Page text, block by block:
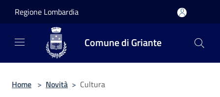
Regione Lombardia
Comune di Griante
Home > Novità > Cultura